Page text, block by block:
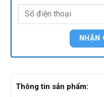
Thông tin sản phẩm: